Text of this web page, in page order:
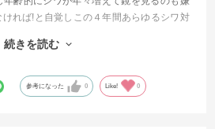
れば!と自覚しこの４年間あらゆるシワ対
ました。
くなりました。
行きます
続きを読む
参考になった 0 Like! 0